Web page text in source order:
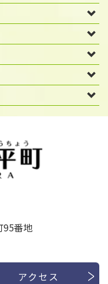
95番地
アクセス